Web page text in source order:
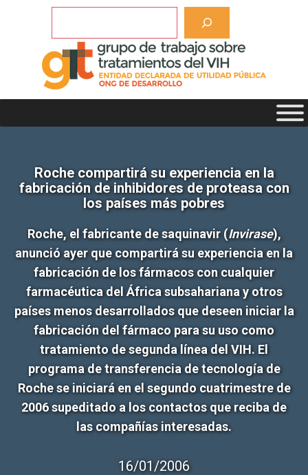
Roche compartirá su experiencia en la
fabricación de inhibidores de proteasa con
los países más pobres
Roche, el fabricante de saquinavir (Invirase),
anunció ayer que compartirá su experiencia en la
fabricación de los fármacos con cualquier
farmacéutica del África subsahariana y otros
países menos desarrollados que deseen iniciar la
fabricación del fármaco para su uso como
tratamiento de segunda línea del VIH. El
programa de transferencia de tecnología de
Roche se iniciará en el segundo cuatrimestre de
2006 supeditado a los contactos que reciba de
las compañías interesadas.
16/01/2006